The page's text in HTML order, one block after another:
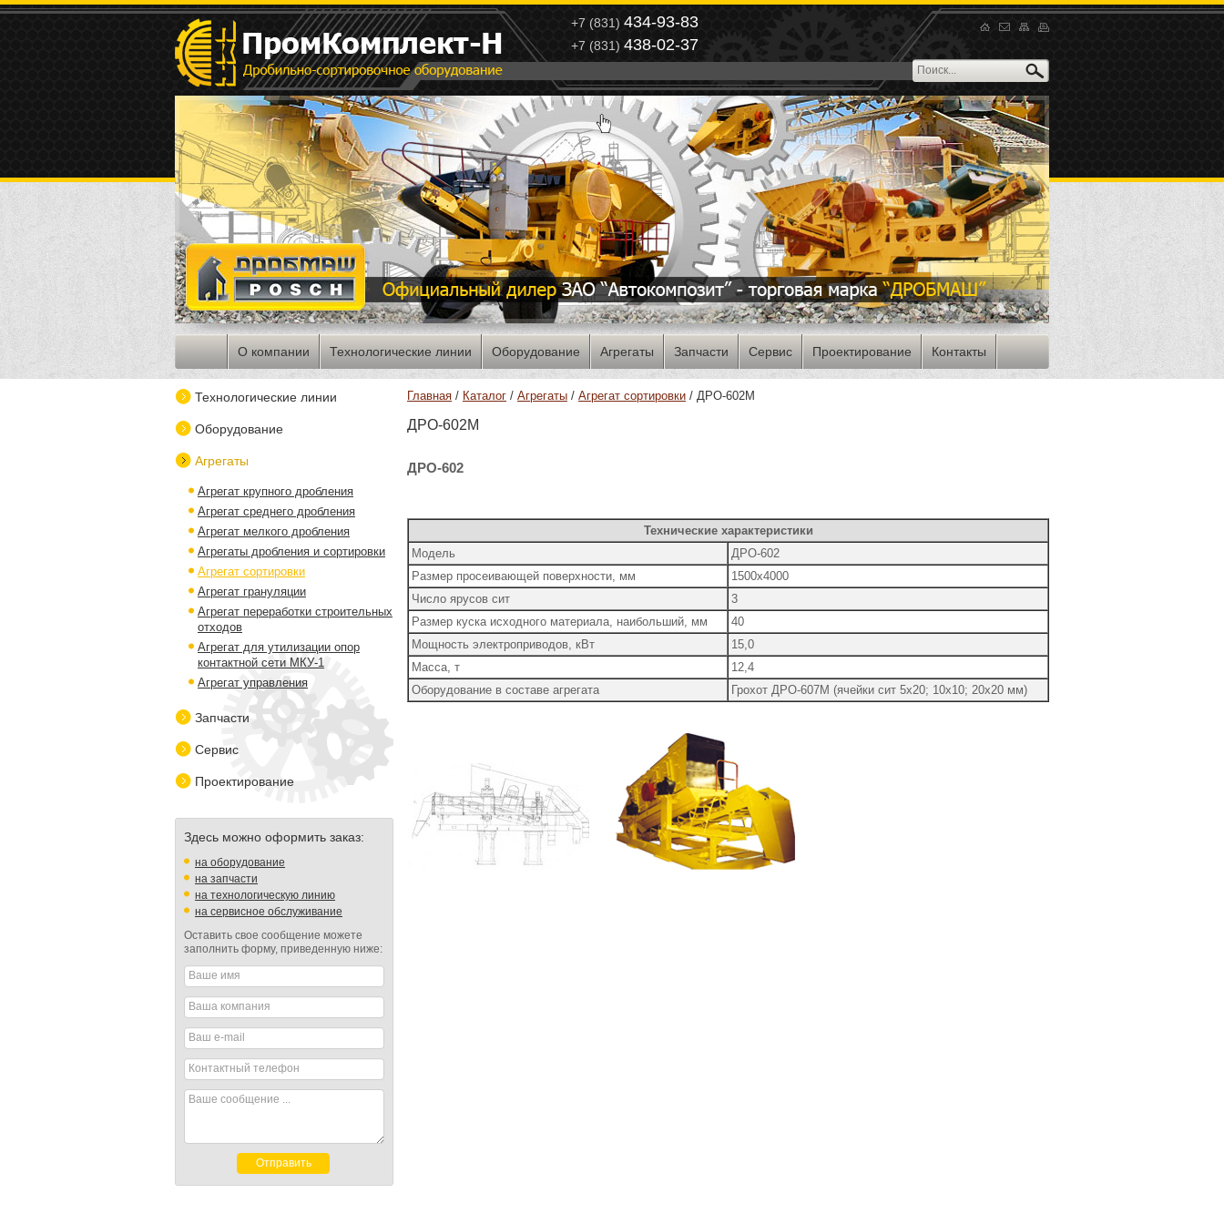
Главная / Каталог / Агрегаты / Агрегат сортировки / ДРО-602M
ДРО-602M
ДРО-602
Технические характеристики
Модель
ДРО-602
Размер просеивающей поверхности, мм
1500х4000
Число ярусов сит
3
Размер куска исходного материала, наибольший, мм
40
Мощность электроприводов, кВт
15,0
Масса, т
12,4
Оборудование в составе агрегата
Грохот ДРО-607М (ячейки сит 5х20; 10х10; 20х20 мм)
Технологические линии
Оборудование
Агрегаты
Агрегат крупного дробления
Агрегат среднего дробления
Агрегат мелкого дробления
Агрегаты дробления и сортировки
Агрегат сортировки
Агрегат грануляции
Агрегат переработки строительных
отходов
Агрегат для утилизации опор
контактной сети МКУ-1
Агрегат управления
Запчасти
Сервис
Проектирование
Здесь можно оформить заказ:
на оборудование
на запчасти
на технологическую линию
на сервисное обслуживание
Оставить свое сообщение можете
заполнить форму, приведенную ниже:
Ваше имя
Ваша компания
Ваш e-mail
Контактный телефон
Ваше сообщение ...
+7 (831) 434-93-83
+7 (831) 438-02-37
О компании Технологические линии Оборудование Агрегаты Запчасти Сервис Проектирование Контакты